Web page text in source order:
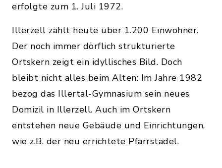
erfolgte zum 1. Juli 1972.
Illerzell zählt heute über 1.200 Einwohner.
Der noch immer dörflich strukturierte
Ortskern zeigt ein idyllisches Bild. Doch
bleibt nicht alles beim Alten: Im Jahre 1982
bezog das Illertal-Gymnasium sein neues
Domizil in Illerzell. Auch im Ortskern
entstehen neue Gebäude und Einrichtungen,
wie z.B. der neu errichtete Pfarrstadel.